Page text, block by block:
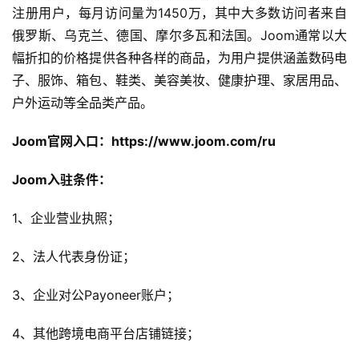
注册用户，每月访问量为1450万，其中大多数访问者来自
俄罗斯、乌克兰、德国、摩尔多瓦和法国。Joom通常以大
幅折扣的价格提供各种各样的商品，为用户提供涵盖数码电
子、服饰、箱包、鞋类、美容美妆、健康护理、家居用品、
户外运动等全品类产品。
Joom官网入口：https://www.joom.com/ru
Joom入驻条件：
1、企业营业执照；
2、法人代表身份证；
3、企业对公Payoneer账户；
4、其他跨境电商平台店铺链接；